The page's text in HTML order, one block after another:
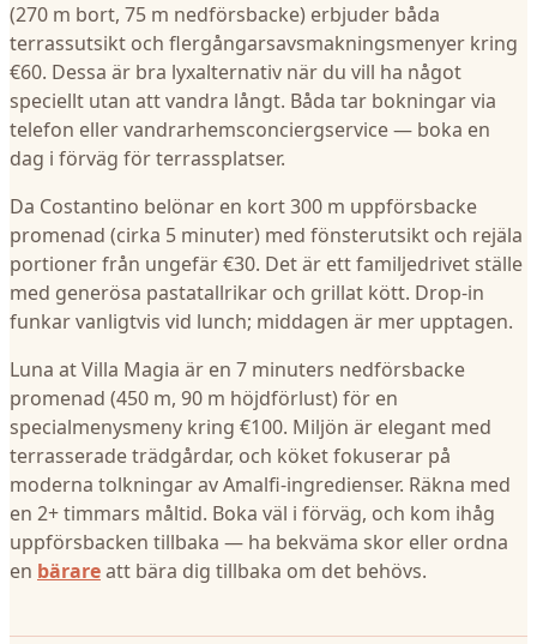
(270 m bort, 75 m nedförsbacke) erbjuder båda
terrassutsikt och flergångarsavsmakningsmenyer kring
€60. Dessa är bra lyxalternativ när du vill ha något
speciellt utan att vandra långt. Båda tar bokningar via
telefon eller vandrarhemsconciergservice — boka en
dag i förväg för terrassplatser.
Da Costantino belönar en kort 300 m uppförsbacke
promenad (cirka 5 minuter) med fönsterutsikt och rejäla
portioner från ungefär €30. Det är ett familjedrivet ställe
med generösa pastatallrikar och grillat kött. Drop-in
funkar vanligtvis vid lunch; middagen är mer upptagen.
Luna at Villa Magia är en 7 minuters nedförsbacke
promenad (450 m, 90 m höjdförlust) för en
specialmenysmeny kring €100. Miljön är elegant med
terrasserade trädgårdar, och köket fokuserar på
moderna tolkningar av Amalfi-ingredienser. Räkna med
en 2+ timmars måltid. Boka väl i förväg, och kom ihåg
uppförsbacken tillbaka — ha bekväma skor eller ordna
en bärareatt bära dig tillbaka om det behövs.